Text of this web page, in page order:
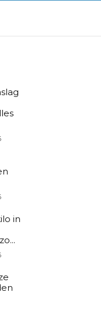
in